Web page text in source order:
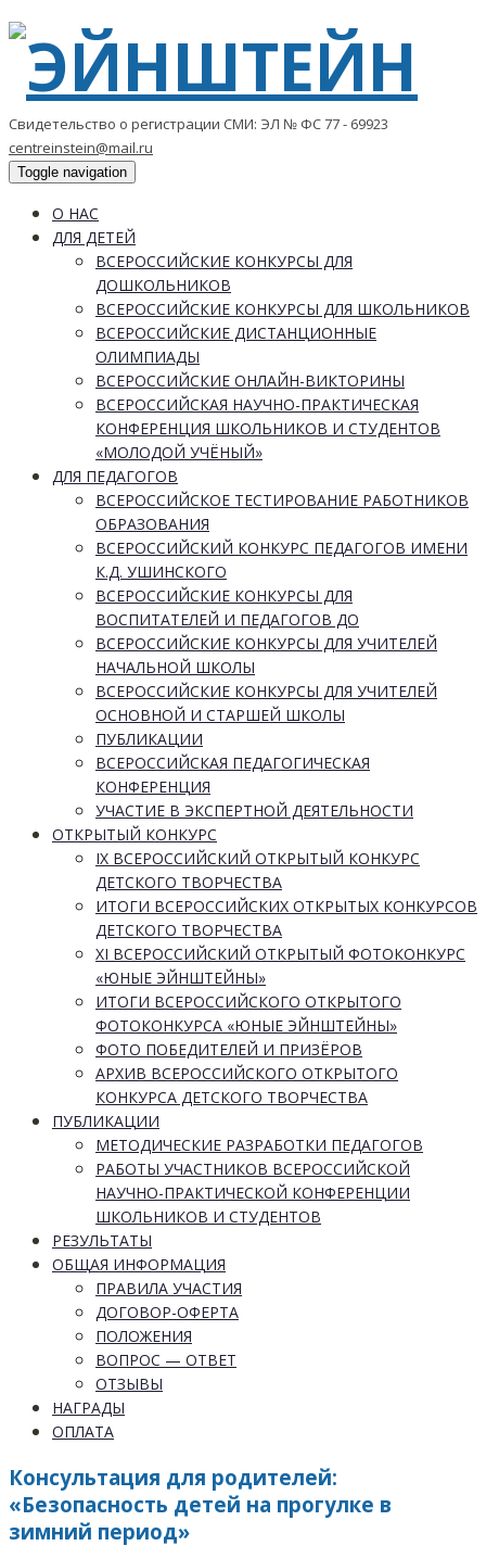
Свидетельство о регистрации СМИ: ЭЛ № ФС 77 - 69923
centreinstein@mail.ru
Toggle navigation
О НАС
ДЛЯ ДЕТЕЙ
ВСЕРОССИЙСКИЕ КОНКУРСЫ ДЛЯ
ДОШКОЛЬНИКОВ
ВСЕРОССИЙСКИЕ КОНКУРСЫ ДЛЯ ШКОЛЬНИКОВ
ВСЕРОССИЙСКИЕ ДИСТАНЦИОННЫЕ
ОЛИМПИАДЫ
ВСЕРОССИЙСКИЕ ОНЛАЙН-ВИКТОРИНЫ
ВСЕРОССИЙСКАЯ НАУЧНО-ПРАКТИЧЕСКАЯ
КОНФЕРЕНЦИЯ ШКОЛЬНИКОВ И СТУДЕНТОВ
«МОЛОДОЙ УЧЁНЫЙ»
ДЛЯ ПЕДАГОГОВ
ВСЕРОССИЙСКОЕ ТЕСТИРОВАНИЕ РАБОТНИКОВ
ОБРАЗОВАНИЯ
ВСЕРОССИЙСКИЙ КОНКУРС ПЕДАГОГОВ ИМЕНИ
К.Д. УШИНСКОГО
ВСЕРОССИЙСКИЕ КОНКУРСЫ ДЛЯ
ВОСПИТАТЕЛЕЙ И ПЕДАГОГОВ ДО
ВСЕРОССИЙСКИЕ КОНКУРСЫ ДЛЯ УЧИТЕЛЕЙ
НАЧАЛЬНОЙ ШКОЛЫ
ВСЕРОССИЙСКИЕ КОНКУРСЫ ДЛЯ УЧИТЕЛЕЙ
ОСНОВНОЙ И СТАРШЕЙ ШКОЛЫ
ПУБЛИКАЦИИ
ВСЕРОССИЙСКАЯ ПЕДАГОГИЧЕСКАЯ
КОНФЕРЕНЦИЯ
УЧАСТИЕ В ЭКСПЕРТНОЙ ДЕЯТЕЛЬНОСТИ
ОТКРЫТЫЙ КОНКУРС
IX ВСЕРОССИЙСКИЙ ОТКРЫТЫЙ КОНКУРС
ДЕТСКОГО ТВОРЧЕСТВА
ИТОГИ ВСЕРОССИЙСКИХ ОТКРЫТЫХ КОНКУРСОВ
ДЕТСКОГО ТВОРЧЕСТВА
XI ВСЕРОССИЙСКИЙ ОТКРЫТЫЙ ФОТОКОНКУРС
«ЮНЫЕ ЭЙНШТЕЙНЫ»
ИТОГИ ВСЕРОССИЙСКОГО ОТКРЫТОГО
ФОТОКОНКУРСА «ЮНЫЕ ЭЙНШТЕЙНЫ»
ФОТО ПОБЕДИТЕЛЕЙ И ПРИЗЁРОВ
АРХИВ ВСЕРОССИЙСКОГО ОТКРЫТОГО
КОНКУРСА ДЕТСКОГО ТВОРЧЕСТВА
ПУБЛИКАЦИИ
МЕТОДИЧЕСКИЕ РАЗРАБОТКИ ПЕДАГОГОВ
РАБОТЫ УЧАСТНИКОВ ВСЕРОССИЙСКОЙ
НАУЧНО-ПРАКТИЧЕСКОЙ КОНФЕРЕНЦИИ
ШКОЛЬНИКОВ И СТУДЕНТОВ
РЕЗУЛЬТАТЫ
ОБЩАЯ ИНФОРМАЦИЯ
ПРАВИЛА УЧАСТИЯ
ДОГОВОР-ОФЕРТА
ПОЛОЖЕНИЯ
ВОПРОС — ОТВЕТ
ОТЗЫВЫ
НАГРАДЫ
ОПЛАТА
Консультация для родителей:
«Безопасность детей на прогулке в
зимний период»